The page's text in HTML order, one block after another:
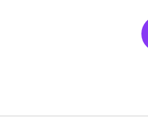
ist nicht